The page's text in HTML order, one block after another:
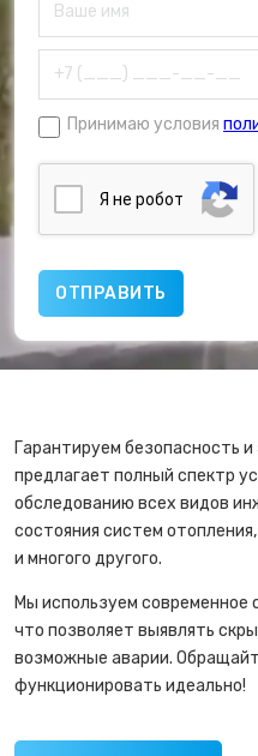
Принимаю условия
Я нe poбoт
Гарантируем безопасность
предлагает полный спектр
обследованию всех видов
состояния систем
и многого другого.
Мы используем современное
что позволяет выявлять
возможные аварии.
функционировать идеально!